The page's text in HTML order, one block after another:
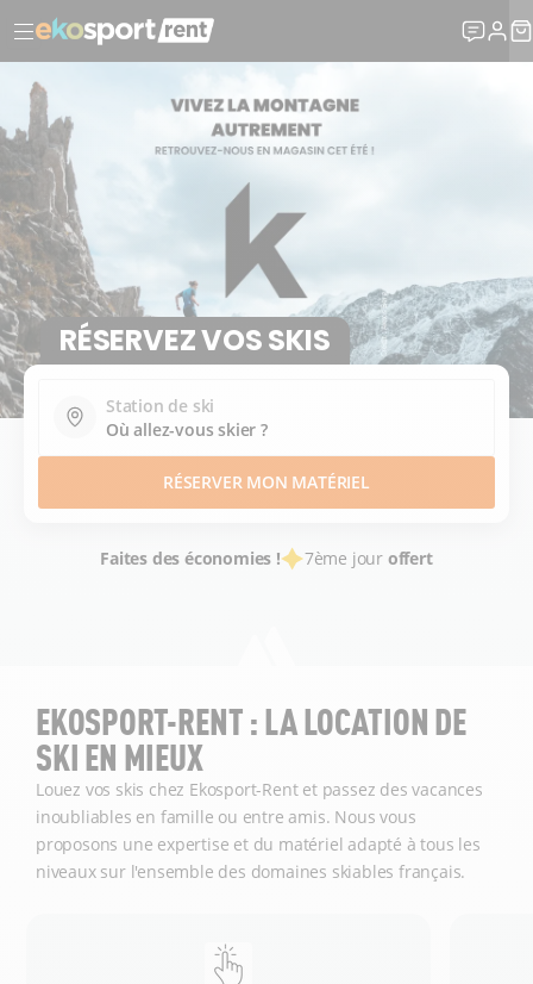
RÉSERVEZ VOS
RÉSERVEZ VOS SKIS
Station de ski
RÉSERVER MON MATÉRIEL
Faites des économies ! 7ème jour offert
EKOSPORT-RENT : LA LOCATION DE
SKI EN MIEUX
Louez vos skis chez Ekosport-Rent et passez des vacances
inoubliables en famille ou entre amis. Nous vous
proposons une expertise et du matériel adapté à tous les
niveaux sur l'ensemble des domaines skiables français.